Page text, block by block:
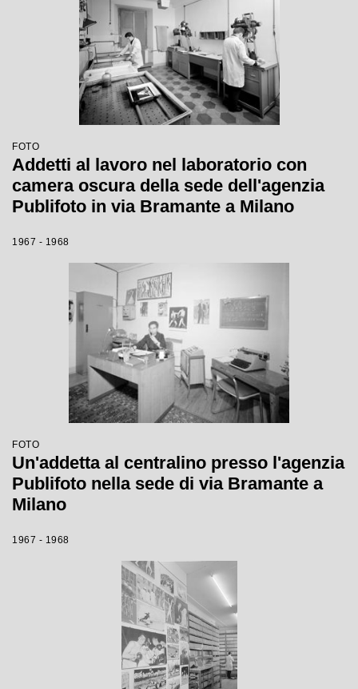
FOTO
Addetti al lavoro nel laboratorio con
camera oscura della sede dell'agenzia
Publifoto in via Bramante a Milano
1967 - 1968
FOTO
Un'addetta al centralino presso l'agenzia
Publifoto nella sede di via Bramante a
Milano
1967 - 1968